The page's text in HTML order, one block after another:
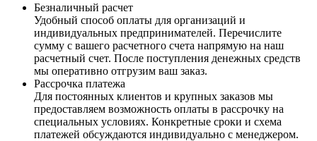
Безналичный расчет
Удобный способ оплаты для организаций и
индивидуальных предпринимателей. Перечислите
сумму с вашего расчетного счета напрямую на наш
расчетный счет. После поступления денежных средств
мы оперативно отгрузим ваш заказ.
Рассрочка платежа
Для постоянных клиентов и крупных заказов мы
предоставляем возможность оплаты в рассрочку на
специальных условиях. Конкретные сроки и схема
платежей обсуждаются индивидуально с менеджером.